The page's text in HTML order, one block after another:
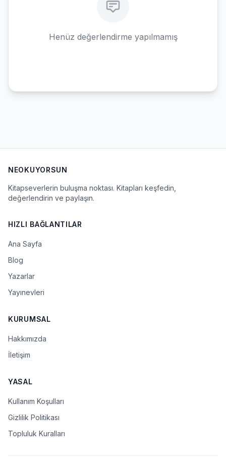
Henüz değerlendirme yapılmamış
NEOKUYORSUN
Kitapseverlerin buluşma noktası. Kitapları keşfedin,
değerlendirin ve paylaşın.
HIZLI BAĞLANTILAR
Ana Sayfa
Blog
Yazarlar
Yayınevleri
KURUMSAL
Hakkımızda
İletişim
YASAL
Kullanım Koşulları
Gizlilik Politikası
Topluluk Kuralları